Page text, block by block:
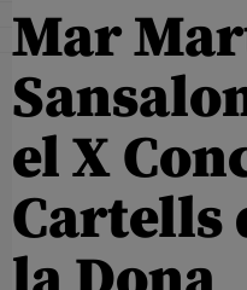
Mar
el X
Cartells